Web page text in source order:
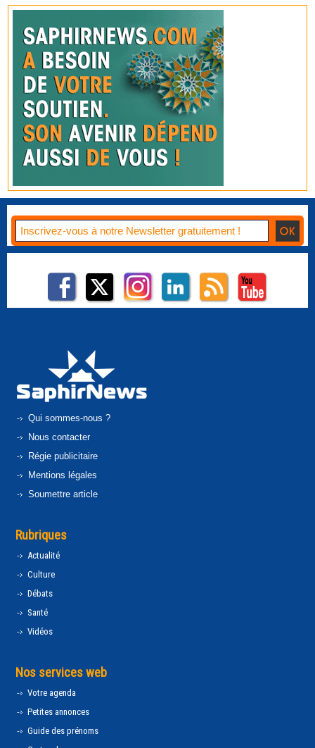
Qui sommes-nous ?
Nous contacter
Régie publicitaire
Mentions légales
Soumettre article
Rubriques
Actualité
Culture
Débats
Santé
Vidéos
Nos services web
Votre agenda
Petites annonces
Guide des prénoms